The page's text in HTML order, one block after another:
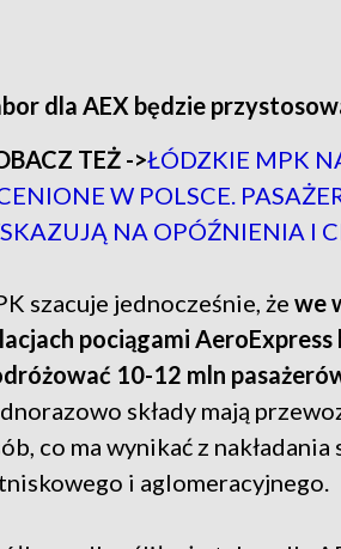
dla AEX będzie
TEŻ ->ŁÓDZKIE MPK
W POLSCE.
NA OPÓŹNIENIA I
szacuje jednocześnie, że we
pociągami AeroExpress
10-12 mln
składy mają
co ma wynikać z nakładania
i aglomeracyjnego.